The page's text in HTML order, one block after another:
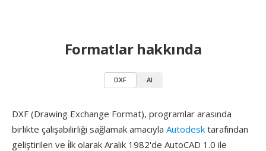
Formatlar hakkında
DXF AI
DXF (Drawing Exchange Format), programlar arasında
birlikte çalışabilirliği sağlamak amacıyla Autodesk tarafından
geliştirilen ve i̇lk olarak Aralık 1982'de AutoCAD 1.0 ile